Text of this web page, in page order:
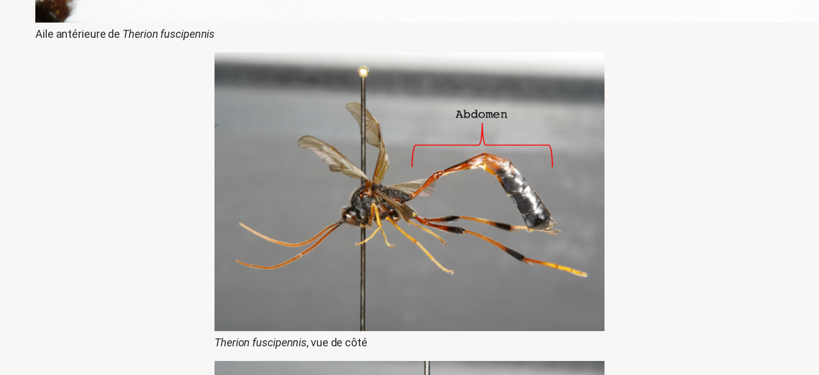
Aile antérieure de Therion fuscipennis
Therion fuscipennis, vue de côté